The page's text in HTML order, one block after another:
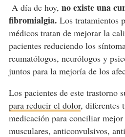
A día de hoy, no existe una
fibromialgia. Los tratamientos
médicos tratan de mejorar la
pacientes reduciendo los
reumatólogos, neurólogos y
juntos para la mejoría de los
Los pacientes de este trastorno
para reducir el dolor, diferentes
medicación para conciliar
musculares, anticonvulsivos,